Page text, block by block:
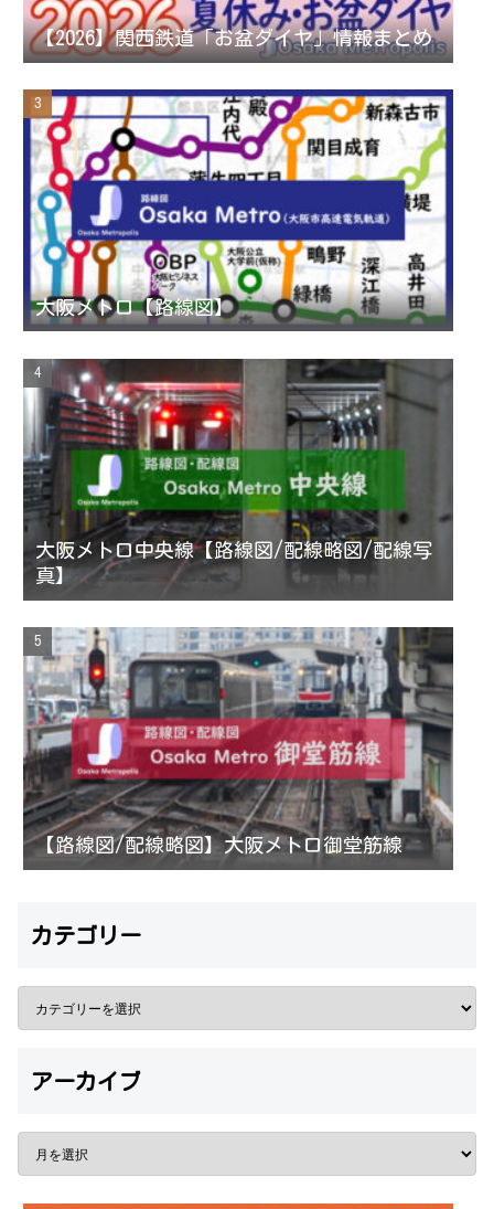
n
e
【2026】関西鉄道「お盆ダイヤ」情報まとめ
大阪メトロ【路線図】
大阪メトロ中央線【路線図/配線略図/配線写
真】
【路線図/配線略図】大阪メトロ御堂筋線
カテゴリー
アーカイブ